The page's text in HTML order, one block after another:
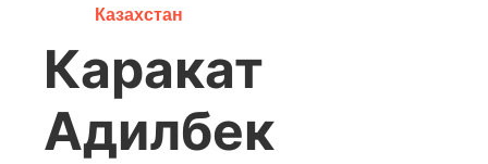
Казахстан
Каракат
Адилбек